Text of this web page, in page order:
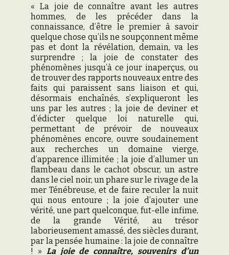
« La joie de connaître avant les autres
hommes, de les précéder dans la
connaissance, d’être le premier à savoir
quelque chose qu’ils ne soupçonnent même
pas et dont la révélation, demain, va les
surprendre ; la joie de constater des
phénomènes jusqu’à ce jour inaperçus, ou
de trouver des rapports nouveaux entre des
faits qui paraissent sans liaison et qui,
désormais enchaînés, s’expliqueront les
uns par les autres ; la joie de deviner et
d’édicter quelque loi naturelle qui,
permettant de prévoir de nouveaux
phénomènes encore, ouvre soudainement
aux recherches un domaine vierge,
d’apparence illimitée ; la joie d’allumer un
flambeau dans le cachot obscur, un astre
dans le ciel noir, un phare sur le rivage de la
mer Ténébreuse, et de faire reculer la nuit
qui nous entoure ; la joie d’ajouter une
vérité, une part quelconque, fut-elle infime,
de la grande Vérité, au trésor
laborieusement amassé, des siècles durant,
par la pensée humaine : la joie de connaître
! » La joie de connaître, souvenirs d’un